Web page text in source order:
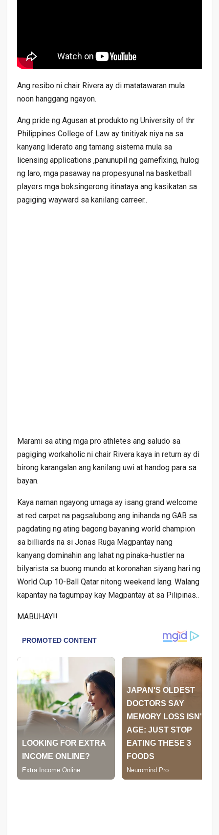
Ang resibo ni chair Rivera ay di matatawaran mula
noon hanggang ngayon.
Ang pride ng Agusan at produkto ng University of thr
Philippines College of Law ay tinitiyak niya na sa
kanyang liderato ang tamang sistema mula sa
licensing applications ,panunupil ng gamefixing, hulog
ng laro, mga pasaway na propesyunal na basketball
players mga boksingerong itinataya ang kasikatan sa
pagiging wayward sa kanilang carreer..
Marami sa ating mga pro athletes ang saludo sa
pagiging workaholic ni chair Rivera kaya in return ay di
birong karangalan ang kanilang uwi at handog para sa
bayan.
Kaya naman ngayong umaga ay isang grand welcome
at red carpet na pagsalubong ang inihanda ng GAB sa
pagdating ng ating bagong bayaning world champion
sa billiards na si Jonas Ruga Magpantay nang
kanyang dominahin ang lahat ng pinaka-hustler na
bilyarista sa buong mundo at koronahan siyang hari ng
World Cup 10-Ball Qatar nitong weekend lang. Walang
kapantay na tagumpay kay Magpantay at sa Pilipinas..
MABUHAY!!